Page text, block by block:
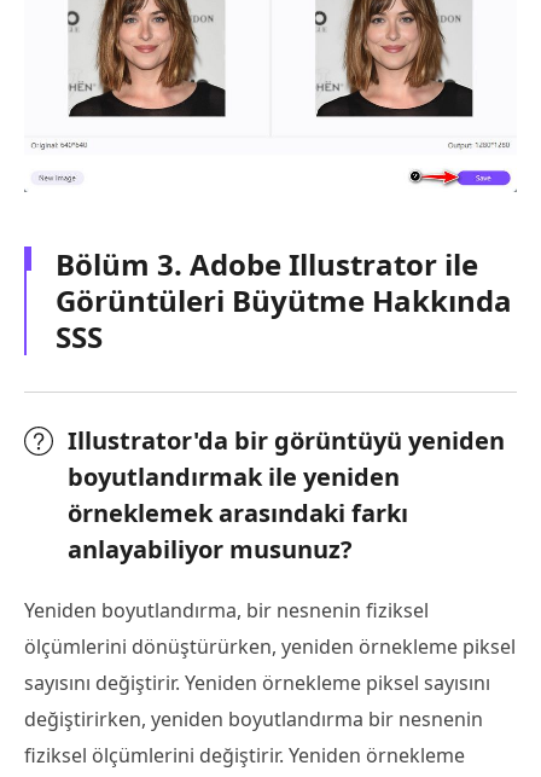
Bölüm 3. Adobe Illustrator ile
Görüntüleri Büyütme Hakkında
SSS
Illustrator'da bir görüntüyü yeniden
boyutlandırmak ile yeniden
örneklemek arasındaki farkı
anlayabiliyor musunuz?
Yeniden boyutlandırma, bir nesnenin fiziksel
ölçümlerini dönüştürürken, yeniden örnekleme piksel
sayısını değiştirir. Yeniden örnekleme piksel sayısını
değiştirirken, yeniden boyutlandırma bir nesnenin
fiziksel ölçümlerini değiştirir. Yeniden örnekleme